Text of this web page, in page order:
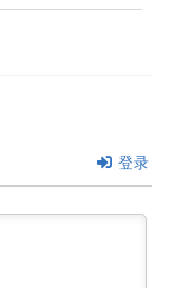
登录